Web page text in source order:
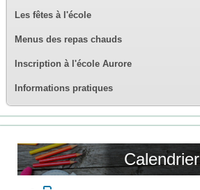
Les fêtes à l'école
Menus des repas chauds
Inscription à l'école Aurore
Informations pratiques
Calendrier